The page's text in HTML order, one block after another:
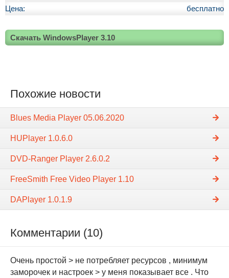
Цена:
бесплатно
Скачать WindowsPlayer 3.10
Похожие новости
Blues Media Player 05.06.2020
HUPlayer 1.0.6.0
DVD-Ranger Player 2.6.0.2
FreeSmith Free Video Player 1.10
DAPlayer 1.0.1.9
Комментарии (10)
Очень простой > не потребляет ресурсов , минимум
заморочек и настроек > у меня показывает все . Что